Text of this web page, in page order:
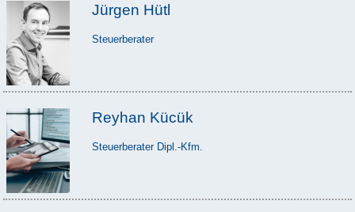
Jürgen Hütl
Steuerberater
Reyhan Kücük
Steuerberater Dipl.-Kfm.